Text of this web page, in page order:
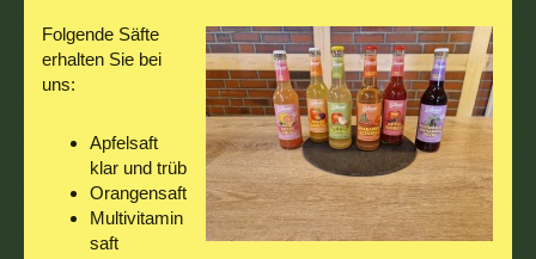
Folgende Säfte
erhalten Sie bei
uns:
Apfelsaft
klar und trüb
Orangensaft
Multivitamin
saft